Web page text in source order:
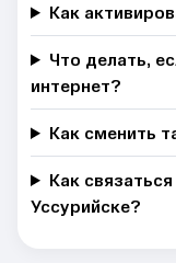
Как
Что делать,
интернет?
Как сменить
Как
Уссурийске?